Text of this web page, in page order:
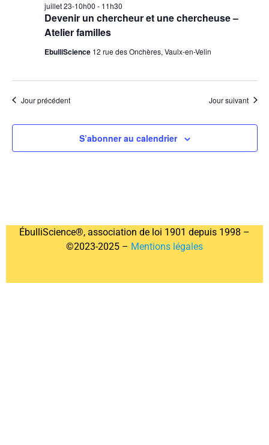
Devenir un chercheur et une chercheuse –
Atelier familles
juillet 23-10h00 - 11h30
EbulliScience 12 rue des Onchères, Vaulx-en-Velin
Jour précédent Jour suivant
S’abonner au calendrier
ÉbulliScience®, association de loi 1901 depuis 1998 –
©2023-2025 – Mentions légales